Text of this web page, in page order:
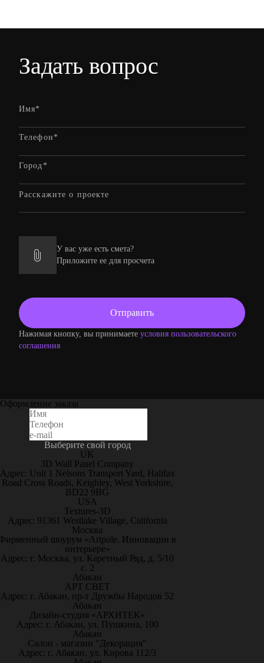
Задать вопрос
У вас уже есть смета?
Приложите ее для просчета
Нажимая кнопку, вы принимаете условия пользовательского
соглашения
Оформление заказа
Выберите свой город
UK
3D Wall Panel Company
Адрес: Unit 1 Nelsons Transport Yard, Halifax
Road Cross Roads, Keighley, West Yorkshire,
BD22 9BG
USA
Textures-3D
Адрес: 91361 Westlake Village, California
Москва
шоурум «Artpole. Инновации в
интерьере»
Адрес: г. Москва, ул. Каретный Ряд, д. 5/10
с. 2
Абакан
АРТ СВЕТ
Адрес: г. Абакан, пр-т Дружбы Народов 52
Абакан
Дизайн-студия «АРХИТЕК»
Адрес: г. Абакан, ул. Пушкина, 100
Абакан
Салон - магазин "Декорация"
Адрес: г. Абакан, ул. Кирова 112/3